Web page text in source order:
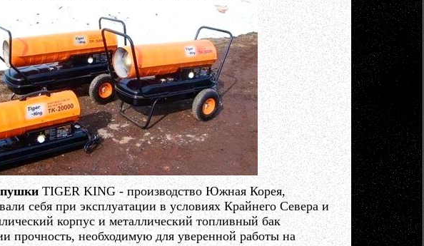
TIGER KING - производство Южная Корея,
себя при эксплуатации в условиях Крайнего Севера и
корпус и металлический топливный бак
прочность, необходимую для уверенной работы на